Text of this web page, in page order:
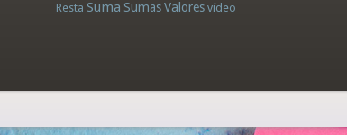
Resta Suma SumasValores vídeo